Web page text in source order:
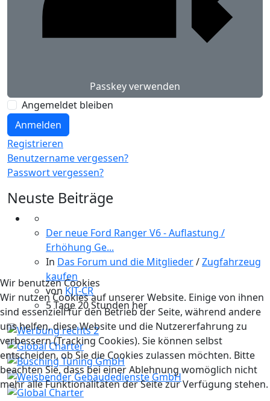
Passkey verwenden
Angemeldet bleiben
Anmelden
Registrieren
Benutzername vergessen?
Passwort vergessen?
Neuste Beiträge
Der neue Ford Ranger V6 - Auflastung /
Erhöhung Ge...
In Das Forum und die Mitglieder/Zugfahrzeug
kaufen
von KJT-CR
5 Tage 20 Stunden her
Wir benutzen Cookies
Wir nutzen Cookies auf unserer Website. Einige von ihnen
sind essenziell für den Betrieb der Seite, während andere
uns helfen, diese Website und die Nutzererfahrung zu
verbessern (Tracking Cookies). Sie können selbst
entscheiden, ob Sie die Cookies zulassen möchten. Bitte
beachten Sie, dass bei einer Ablehnung womöglich nicht
mehr alle Funktionalitäten der Seite zur Verfügung stehen.